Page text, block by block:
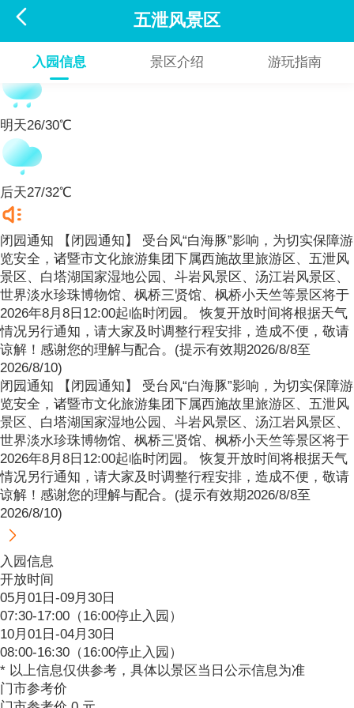
 五泄风景区
入园信息 景区介绍 游玩指南
25/26℃
明天26/30℃
后天27/32℃
闭园通知 【闭园通知】 受台风“白海豚”影响，为切实保障游
览安全，诸暨市文化旅游集团下属西施故里旅游区、五泄风
景区、白塔湖国家湿地公园、斗岩风景区、汤江岩风景区、
世界淡水珍珠博物馆、枫桥三贤馆、枫桥小天竺等景区将于
2026年8月8日12:00起临时闭园。 恢复开放时间将根据天气
情况另行通知，请大家及时调整行程安排，造成不便，敬请
谅解！感谢您的理解与配合。(提示有效期2026/8/8至
2026/8/10)
闭园通知 【闭园通知】 受台风“白海豚”影响，为切实保障游
览安全，诸暨市文化旅游集团下属西施故里旅游区、五泄风
景区、白塔湖国家湿地公园、斗岩风景区、汤江岩风景区、
世界淡水珍珠博物馆、枫桥三贤馆、枫桥小天竺等景区将于
2026年8月8日12:00起临时闭园。 恢复开放时间将根据天气
情况另行通知，请大家及时调整行程安排，造成不便，敬请
谅解！感谢您的理解与配合。(提示有效期2026/8/8至
2026/8/10)
入园信息
开放时间
05月01日-09月30日
07:30-17:00（16:00停止入园）
10月01日-04月30日
08:00-16:30（16:00停止入园）
* 以上信息仅供参考，具体以景区当日公示信息为准
门市参考价